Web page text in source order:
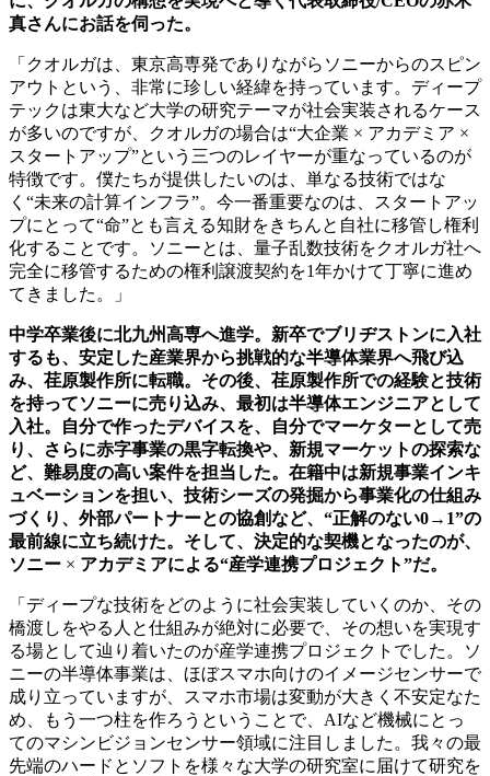
真さんにお話を伺った。
「クオルガは、東京高専発でありながらソニーからのスピン
アウトという、非常に珍しい経緯を持っています。ディープ
テックは東大など大学の研究テーマが社会実装されるケース
が多いのですが、クオルガの場合は“大企業 × アカデミア ×
スタートアップ”という三つのレイヤーが重なっているのが
特徴です。僕たちが提供したいのは、単なる技術ではな
く“未来の計算インフラ”。今一番重要なのは、スタートアッ
プにとって“命”とも言える知財をきちんと自社に移管し権利
化することです。ソニーとは、量子乱数技術をクオルガ社へ
完全に移管するための権利譲渡契約を1年かけて丁寧に進め
てきました。」
中学卒業後に北九州高専へ進学。新卒でブリヂストンに入社
するも、安定した産業界から挑戦的な半導体業界へ飛び込
み、荏原製作所に転職。その後、荏原製作所での経験と技術
を持ってソニーに売り込み、最初は半導体エンジニアとして
入社。自分で作ったデバイスを、自分でマーケターとして売
り、さらに赤字事業の黒字転換や、新規マーケットの探索な
ど、難易度の高い案件を担当した。在籍中は新規事業インキ
ュベーションを担い、技術シーズの発掘から事業化の仕組み
づくり、外部パートナーとの協創など、“正解のない0→1”の
最前線に立ち続けた。そして、 決定的な契機となったのが、
ソニー × アカデミアによる“産学連携プロジェクト”だ。
「ディープな技術をどのように社会実装していくのか、その
橋渡しをやる人と仕組みが絶対に必要で、その想いを実現す
る場として辿り着いたのが産学連携プロジェクトでした。ソ
ニーの半導体事業は、ほぼスマホ向けのイメージセンサーで
成り立っていますが、スマホ市場は変動が大きく不安定なた
め、もう一つ柱を作ろうということで、AIなど機械にとっ
てのマシンビジョンセンサー領域に注目しました。我々の最
先端のハードとソフトを様々な大学の研究室に届けて研究を